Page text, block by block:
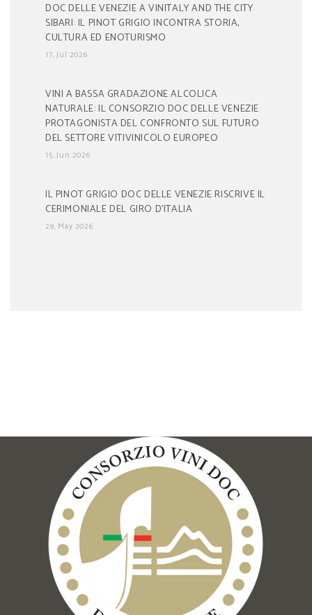
DOC DELLE VENEZIE A VINITALY AND THE CITY
SIBARI: IL PINOT GRIGIO INCONTRA STORIA,
CULTURA ED ENOTURISMO
17, Jul 2026
VINI A BASSA GRADAZIONE ALCOLICA
NATURALE: IL CONSORZIO DOC DELLE VENEZIE
PROTAGONISTA DEL CONFRONTO SUL FUTURO
DEL SETTORE VITIVINICOLO EUROPEO
15, Jun 2026
IL PINOT GRIGIO DOC DELLE VENEZIE RISCRIVE IL
CERIMONIALE DEL GIRO D’ITALIA
29, May 2026